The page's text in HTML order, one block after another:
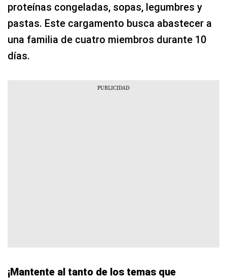
proteínas congeladas, sopas, legumbres y
pastas. Este cargamento busca abastecer a
una familia de cuatro miembros durante 10
días.
¡Mantente al tanto de los temas que